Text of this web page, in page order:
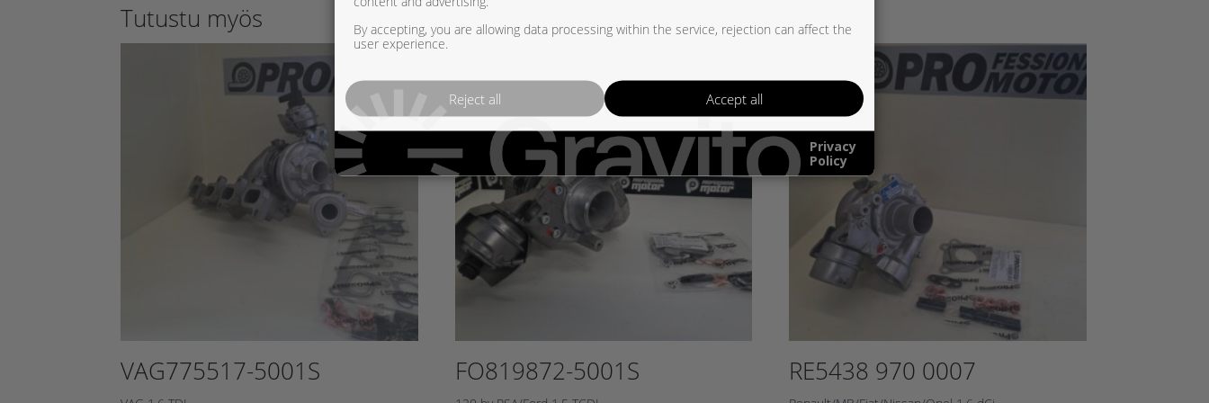
Tutustu myös
VAG775517-5001S FO819872-5001S RE5438 970 0007
By accepting, you are allowing data processing within the service, rejection can affect the
user experience.
Accept all
Reject all
Privacy
Policy